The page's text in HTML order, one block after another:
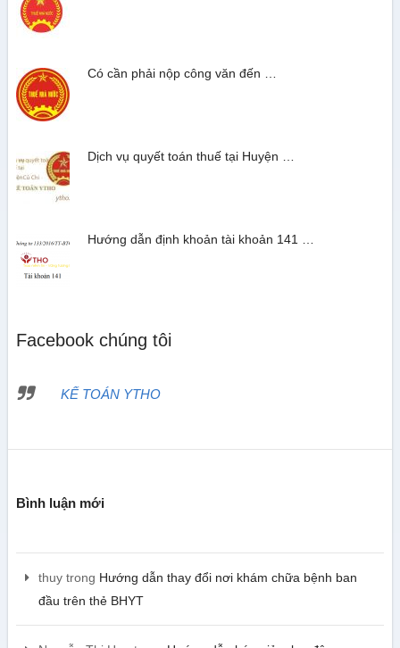
Có cần phải nộp công văn đến …
Dịch vụ quyết toán thuế tại Huyện …
Hướng dẫn định khoản tài khoản 141 …
Facebook chúng tôi
KẾ TOÁN YTHO
Bình luận mới
thuytrong Hướng dẫn thay đổi nơi khám chữa bệnh ban
đầu trên thẻ BHYT